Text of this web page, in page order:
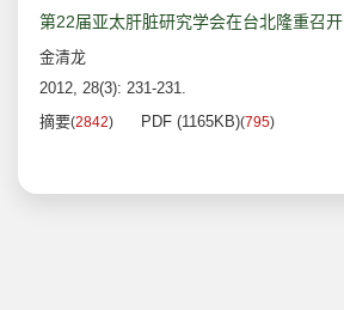
第22届亚太肝脏研究学会在台北隆重召开
金清龙
2012, 28(3): 231-231.
摘要(2842) PDF (1165KB)(795)